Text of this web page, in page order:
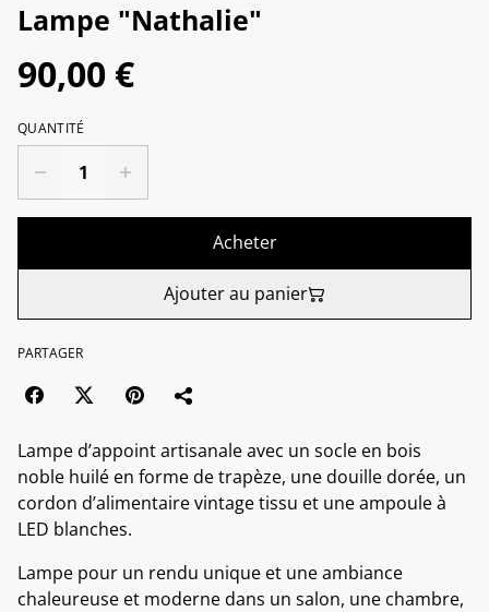
Lampe "Nathalie"
90,00 €
QUANTITÉ
Acheter
Ajouter au panier
PARTAGER
Lampe d’appoint artisanale avec un socle en bois
noble huilé en forme de trapèze, une douille dorée, un
cordon d’alimentaire vintage tissu et une ampoule à
LED blanches.
Lampe pour un rendu unique et une ambiance
chaleureuse et moderne dans un salon, une chambre,